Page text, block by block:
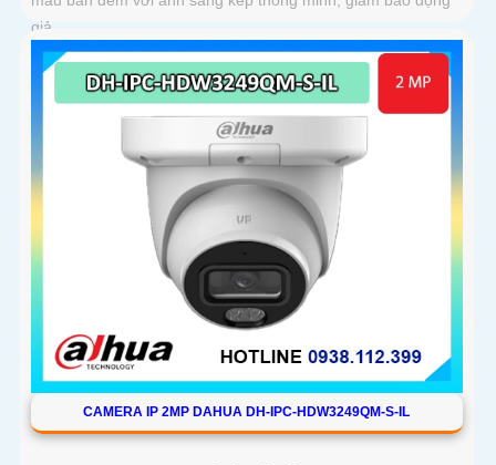
giả
CAMERA IP 2MP DAHUA DH-IPC-HDW3249QM-S-IL